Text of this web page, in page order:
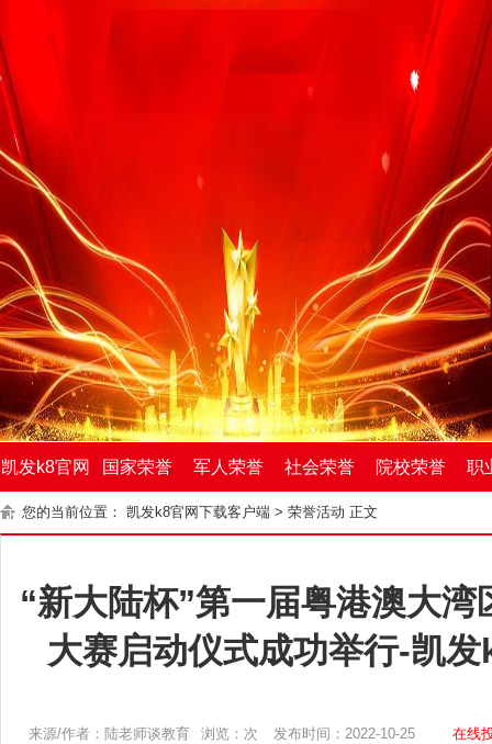
凯发k8官网
下载客户端
国家荣誉 军人荣誉 社会荣誉 院校荣誉 职
您的当前位置： 凯发k8官网下载客户端 > 荣誉活动 正文
“新大陆杯”第一届粤港澳大
大赛启动仪式成功举行-凯
来源/作者：陆老师谈教育 浏览：次 发布时间：2022-10-25 在线